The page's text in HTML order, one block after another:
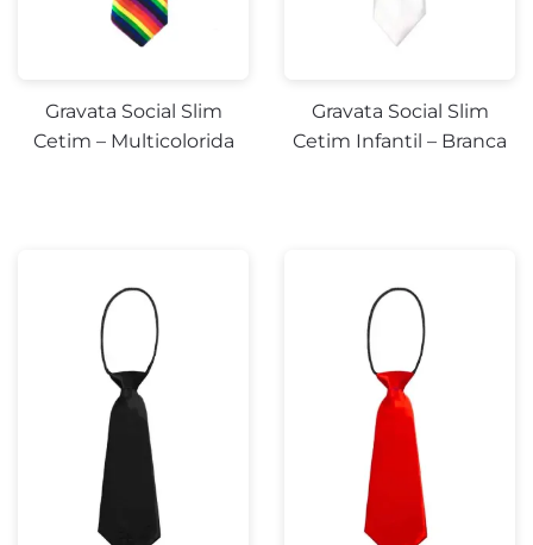
Gravata Social Slim
Cetim – Multicolorida
Gravata Social Slim
Cetim Infantil – Branca